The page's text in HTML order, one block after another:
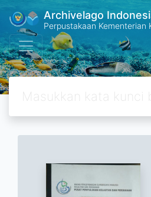
Archivelago
Perpustakaan Kementerian